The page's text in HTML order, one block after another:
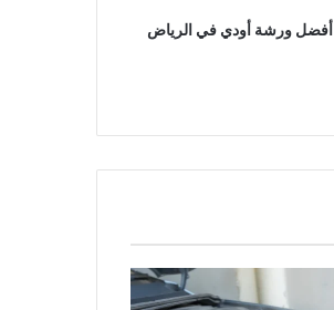
أفضل ورشة أودي في الرياض